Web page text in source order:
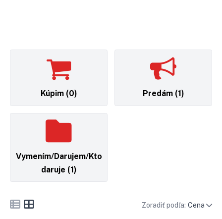
Kúpim (0) Predám (1)
Vymením/Darujem/Kto
daruje (1)
Zoradiť podľa: Cena